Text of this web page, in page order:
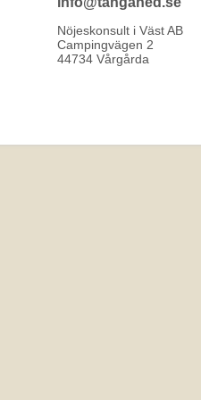
Nöjeskonsult i Väst AB
Campingvägen 2
44734 Vårgårda